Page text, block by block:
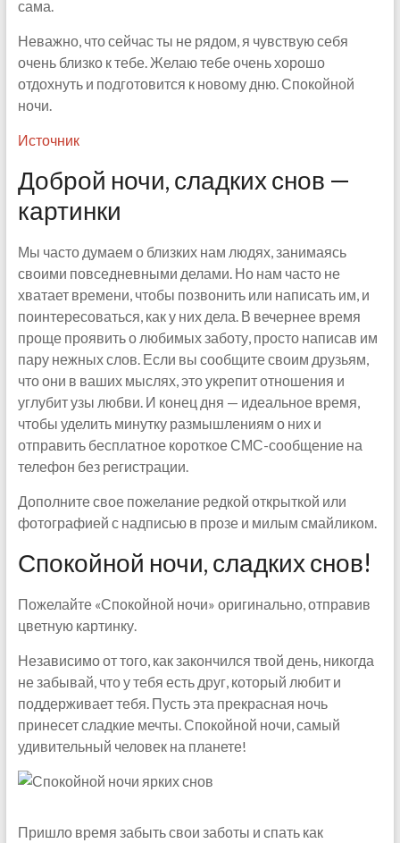
сама.
Неважно, что сейчас ты не рядом, я чувствую себя
очень близко к тебе. Желаю тебе очень хорошо
отдохнуть и подготовится к новому дню. Спокойной
ночи.
Источник
Доброй ночи, сладких снов —
картинки
Мы часто думаем о близких нам людях, занимаясь
своими повседневными делами. Но нам часто не
хватает времени, чтобы позвонить или написать им, и
поинтересоваться, как у них дела. В вечернее время
проще проявить о любимых заботу, просто написав им
пару нежных слов. Если вы сообщите своим друзьям,
что они в ваших мыслях, это укрепит отношения и
углубит узы любви. И конец дня — идеальное время,
чтобы уделить минутку размышлениям о них и
отправить бесплатное короткое СМС-сообщение на
телефон без регистрации.
Дополните свое пожелание редкой открыткой или
фотографией с надписью в прозе и милым смайликом.
Спокойной ночи, сладких снов!
Пожелайте «Спокойной ночи» оригинально, отправив
цветную картинку.
Независимо от того, как закончился твой день, никогда
не забывай, что у тебя есть друг, который любит и
поддерживает тебя. Пусть эта прекрасная ночь
принесет сладкие мечты. Спокойной ночи, самый
удивительный человек на планете!
Пришло время забыть свои заботы и спать как